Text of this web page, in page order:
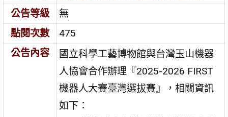
公告等級
無
點閱次數
475
公告內容
國立科學工藝博物館與台灣玉山機器
人協會合作辦理『2025-2026 FIRST
機器人大賽臺灣選拔賽』，相關資訊
如下：